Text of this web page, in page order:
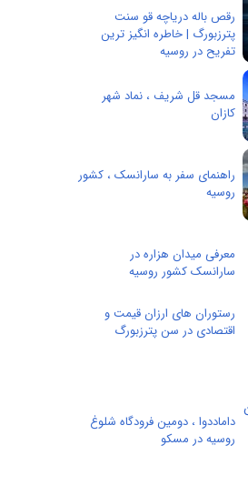
رقص باله دریاچه قو سنت
پترزبورگ | خاطره انگیز ترین
تفریح در روسیه
مسجد قل شریف ، نماد شهر
کازان
راهنمای سفر به سارانسک ، کشور
روسیه
معرفی میدان هزاره در
سارانسک کشور روسیه
رستوران های ارزان قیمت و
اقتصادی در سن پترزبورگ
داماددوا ، دومین فرودگاه شلوغ
روسیه در مسکو